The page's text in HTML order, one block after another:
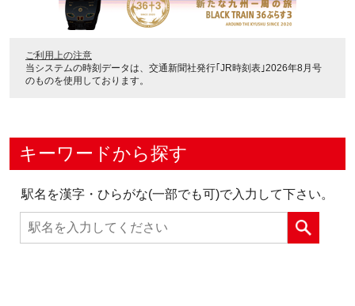
ご利用上の注意
当システムの時刻データは、 交通新聞社発行｢JR時刻表｣2026年8月号
のものを使用しております。
キーワードから探す
駅名を漢字・ひらがな(一部でも可)で入力して下さい。